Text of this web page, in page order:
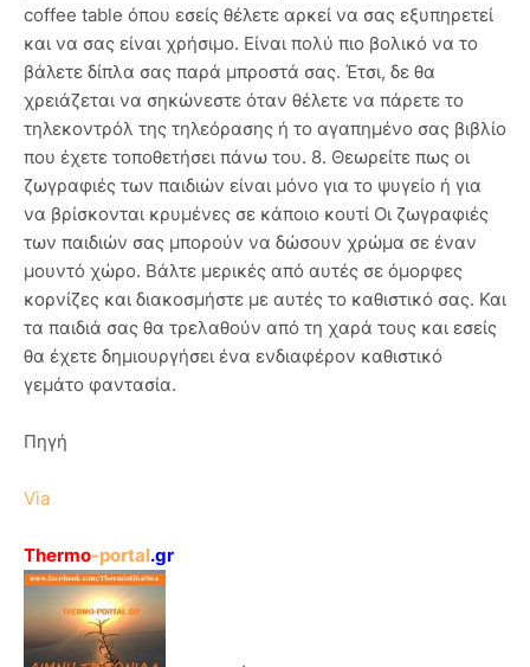
coffee table όπου εσείς θέλετε αρκεί να σας εξυπηρετεί
και να σας είναι χρήσιμο. Είναι πολύ πιο βολικό να το
βάλετε δίπλα σας παρά μπροστά σας. Έτσι, δε θα
χρειάζεται να σηκώνεστε όταν θέλετε να πάρετε το
τηλεκοντρόλ της τηλεόρασης ή το αγαπημένο σας βιβλίο
που έχετε τοποθετήσει πάνω του. 8. Θεωρείτε πως οι
ζωγραφιές των παιδιών είναι μόνο για το ψυγείο ή για
να βρίσκονται κρυμένες σε κάποιο κουτί Οι ζωγραφιές
των παιδιών σας μπορούν να δώσουν χρώμα σε έναν
μουντό χώρο. Βάλτε μερικές από αυτές σε όμορφες
κορνίζες και διακοσμήστε με αυτές το καθιστικό σας. Και
τα παιδιά σας θα τρελαθούν από τη χαρά τους και εσείς
θα έχετε δημιουργήσει ένα ενδιαφέρον καθιστικό
γεμάτο φαντασία.
Πηγή
Via
Thermo-portal.gr